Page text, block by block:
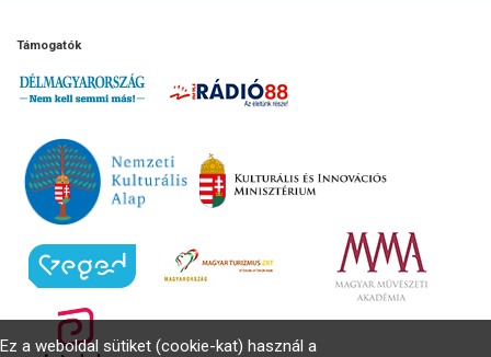
Támogatók
Ez a weboldal sütiket (cookie-kat) használ a